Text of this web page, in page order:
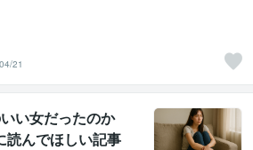
21
い女だったのか
読んでほしい記事